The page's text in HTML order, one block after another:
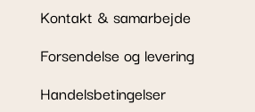
Kontakt & samarbejde
Forsendelse og levering
Handelsbetingelser